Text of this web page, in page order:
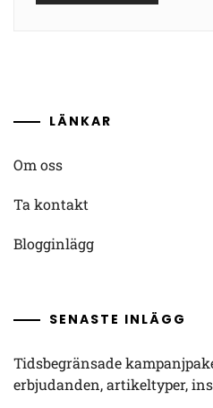
LÄNKAR
Om oss
Ta kontakt
Blogginlägg
SENASTE INLÄGG
Tidsbegränsade
erbjudanden, artikeltyper,